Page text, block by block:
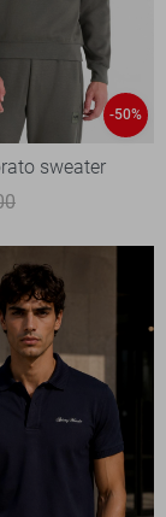
-50%
sweater